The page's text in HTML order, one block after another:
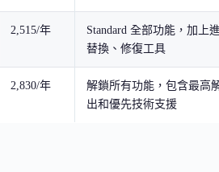
2,515/年
Standard 全部功能，加上
替換、修復工具
2,830/年
解鎖所有功能，包含最高
出和優先技術支援